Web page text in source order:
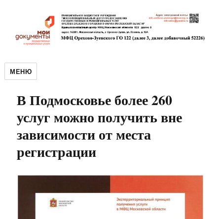
МЕНЮ
В Подмосковье более 260
услуг можно получить вне
зависимости от места
регистрации